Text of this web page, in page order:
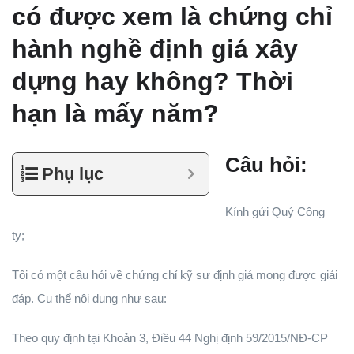
có được xem là chứng chỉ
hành nghề định giá xây
dựng hay không? Thời
hạn là mấy năm?
Phụ lục Câu hỏi:
Kính gửi Quý Công
ty;
Tôi có một câu hỏi về chứng chỉ kỹ sư định giá mong được giải
đáp. Cụ thể nội dung như sau:
Theo quy định tại Khoản 3, Điều 44 Nghị định 59/2015/NĐ-CP